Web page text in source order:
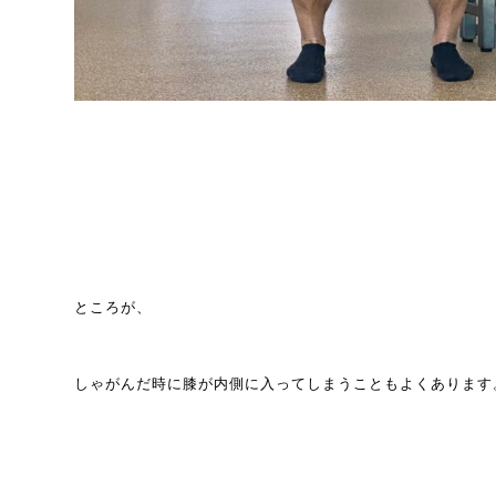
ところが、
しゃがんだ時に膝が内側に入ってしまうこともよくあります